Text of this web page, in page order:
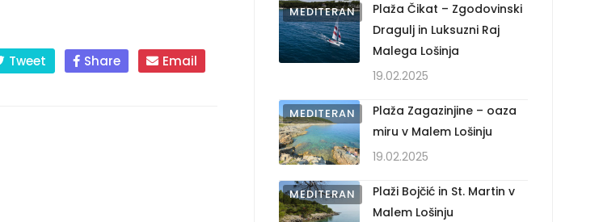
Tweet Share Email
MEDITERAN
Plaža Čikat – Zgodovinski
Dragulj in Luksuzni Raj
Malega Lošinja
19.02.2025
MEDITERAN
Plaža Zagazinjine – oaza
miru v Malem Lošinju
19.02.2025
MEDITERAN
Plaži Bojčić in St. Martin v
Malem Lošinju